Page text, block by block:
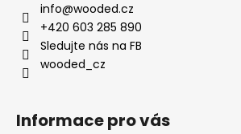
info@wooded.cz
+420 603 285 890
Sledujte nás na FB
wooded_cz
Informace pro vás